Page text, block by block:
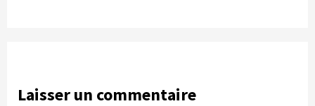
Laisser un commentaire